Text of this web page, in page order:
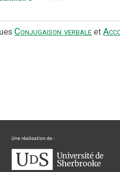
Conjugaison verbale et